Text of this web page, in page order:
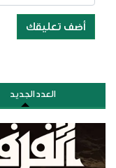
أضف تعليقك
العدد الجديد